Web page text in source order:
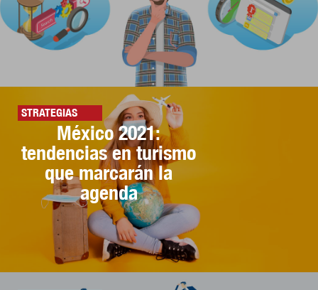
STRATEGIAS
México 2021:
tendencias en turismo
que marcarán la
agenda